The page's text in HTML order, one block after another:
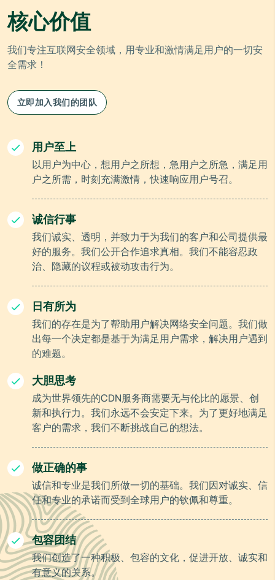
核心价值
我们专注互联网安全领域，用专业和激情满足用户的一切安
全需求！
立即加入我们的团队
用户至上
以用户为中心，想用户之所想，急用户之所急，满足用
户之所需，时刻充满激情，快速响应用户号召。
诚信行事
我们诚实、透明，并致力于为我们的客户和公司提供最
好的服务。我们公开合作追求真相。我们不能容忍政
治、隐藏的议程或被动攻击行为。
日有所为
我们的存在是为了帮助用户解决网络安全问题。我们做
出每一个决定都是基于为满足用户需求，解决用户遇到
的难题。
大胆思考
成为世界领先的CDN服务商需要无与伦比的愿景、创
新和执行力。我们永远不会安定下来。为了更好地满足
客户的需求，我们不断挑战自己的想法。
做正确的事
诚信和专业是我们所做一切的基础。我们因对诚实、信
任和专业的承诺而受到全球用户的钦佩和尊重。
包容团结
我们创造了一种积极、包容的文化，促进开放、诚实和
有意义的关系。